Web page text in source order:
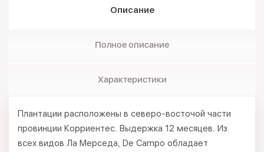
Описание
Полное описание
Характеристики
Плантации расположены в северо-восточой части
провинции Корриентес. Выдержка 12 месяцев. Из
всех видов Ла Мерседа, De Campo обладает